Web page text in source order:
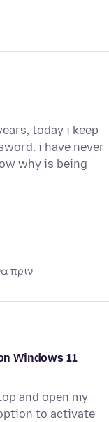
today i keep
i have never
why is being
πριν
Windows 11
and open my
to activate